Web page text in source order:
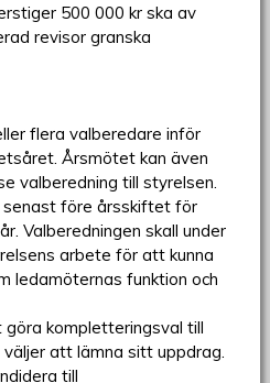
500 000 kr ska av
revisor granska
flera valberedare inför
Årsmötet kan även
valberedning till styrelsen.
senast före årsskiftet för
Valberedningen skall under
arbete för att kunna
ledamöternas funktion och
kompletteringsval till
att lämna sitt uppdrag.
till